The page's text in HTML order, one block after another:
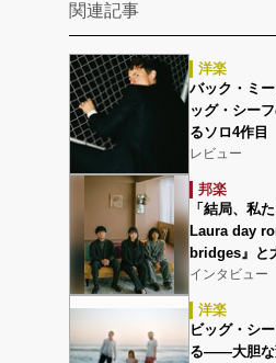
関連記事
洋楽
バック・ミ
ッグ・シー
るソロ4作目
レビュー
邦楽
「結局、私
Laura day
bridges』と
インタビュー
洋楽
ビッグ・シ
る――大胆な